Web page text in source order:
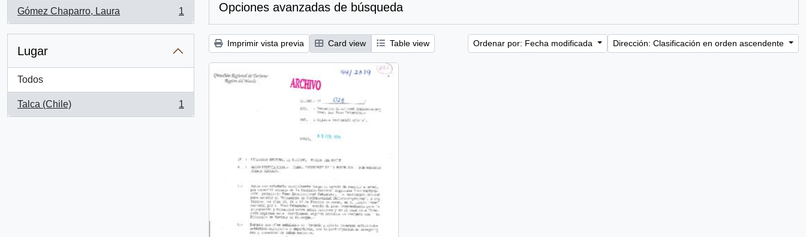
Gómez Chaparro, Laura
, 1 resultados
1
Lugar
Todos
Talca (Chile)
, 1 resultados
1
Opciones avanzadas de búsqueda
Imprimir vista previa Card view Table view Ordenar por: Fecha modificada Dirección: Clasificación en orden ascendente